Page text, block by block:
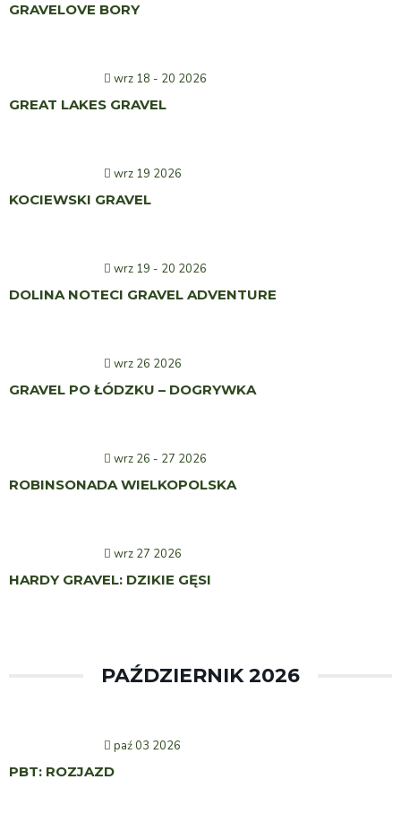
GRAVELOVE BORY
wrz 18 - 20 2026
GREAT LAKES GRAVEL
wrz 19 2026
KOCIEWSKI GRAVEL
wrz 19 - 20 2026
DOLINA NOTECI GRAVEL ADVENTURE
wrz 26 2026
GRAVEL PO ŁÓDZKU – DOGRYWKA
wrz 26 - 27 2026
ROBINSONADA WIELKOPOLSKA
wrz 27 2026
HARDY GRAVEL: DZIKIE GĘSI
PAŹDZIERNIK 2026
paź 03 2026
PBT: ROZJAZD